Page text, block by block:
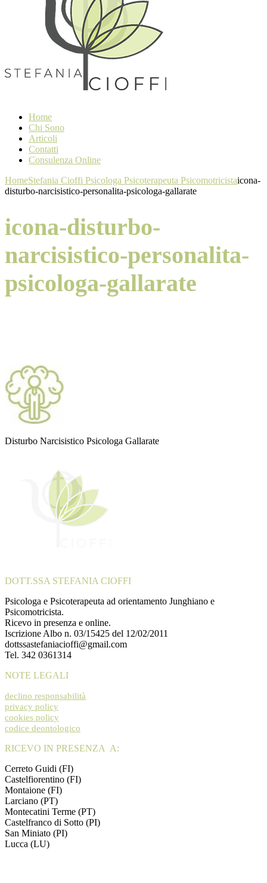
Home
Chi Sono
Articoli
Contatti
Consulenza Online
HomeStefania Cioffi Psicologa Psicoterapeuta Psicomotricistaicona-
disturbo-narcisistico-personalita-psicologa-gallarate
icona-disturbo-
narcisistico-personalita-
psicologa-gallarate
Disturbo Narcisistico Psicologa Gallarate
DOTT.SSA STEFANIA CIOFFI
Psicologa e Psicoterapeuta ad orientamento Junghiano e
Psicomotricista.
Ricevo in presenza e online.
Iscrizione Albo n. 03/15425 del 12/02/2011
dottssastefaniacioffi@gmail.com
Tel. 342 0361314
NOTE LEGALI
declino responsabilità
privacy policy
cookies policy
codice deontologico
RICEVO IN PRESENZA A:
Cerreto Guidi (FI)
Castelfiorentino (FI)
Montaione (FI)
Larciano (PT)
Montecatini Terme (PT)
Castelfranco di Sotto (PI)
San Miniato (PI)
Lucca (LU)